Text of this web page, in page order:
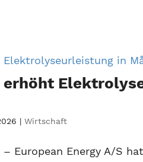
erhöht
|Wirtschaft
– European Energy A/S